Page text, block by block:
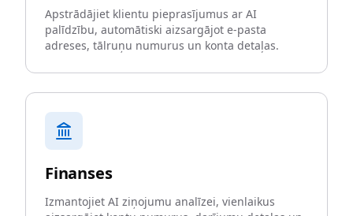
Apstrādājiet klientu pieprasījumus ar AI
palīdzību, automātiski aizsargājot e-pasta
adreses, tālruņu numurus un konta detaļas.
Finanses
Izmantojiet AI ziņojumu analīzei, vienlaikus